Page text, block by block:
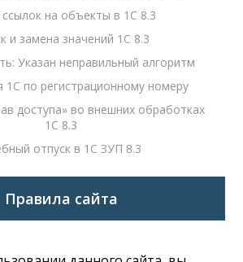
ссылок на объекты в 1С 8.3
и замена значений 1С 8.3
Указан неправильный алгоритм
1С по регистрационному номеру
доступа» во внешних обработках
1С 8.3
отпуск в 1С ЗУП 8.3
Правила сайта